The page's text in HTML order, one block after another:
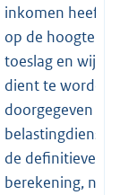
inkomen heeft
op de hoogte
toeslag en
dient te worden
doorgegeven
belastingdienst.
de definitieve
berekening, na